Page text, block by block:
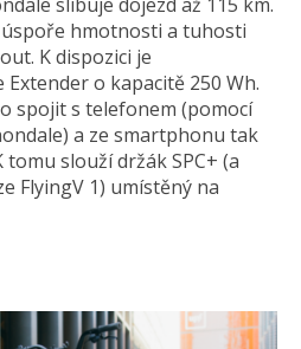
hmotnosti a tuhosti
K dispozici je
o kapacitě 250 Wh.
spojit s telefonem (pomocí
a ze smartphonu tak
slouží držák SPC+ (a
FlyingV 1) umístěný na